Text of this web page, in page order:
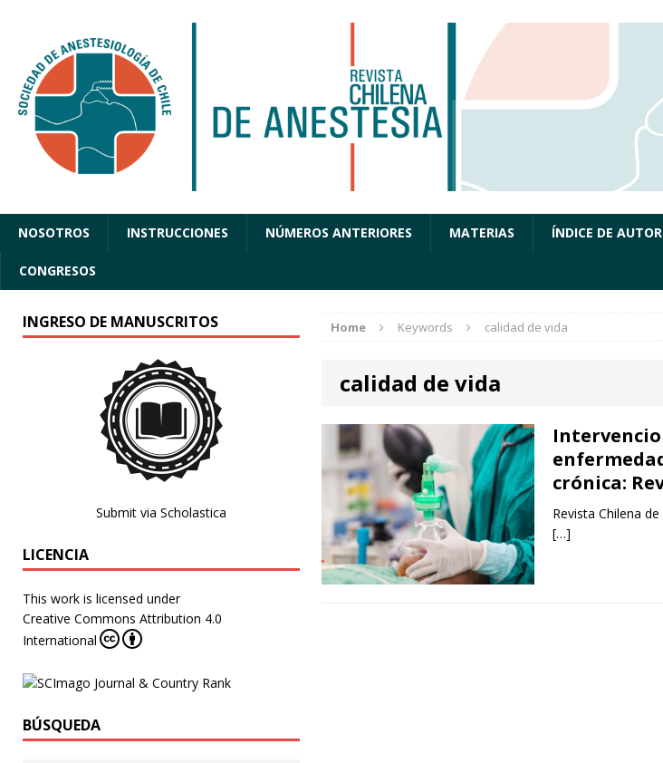
NOSOTROS INSTRUCCIONES NÚMEROS ANTERIORES MATERIAS ÍNDICE DE
CONGRESOS
Home Keywords calidad de vida
calidad de vida
crónica:
Revista Chilena
[…]
INGRESO DE MANUSCRITOS
Submit via Scholastica
LICENCIA
This work is licensed under
Creative Commons Attribution 4.0
International
BÚSQUEDA